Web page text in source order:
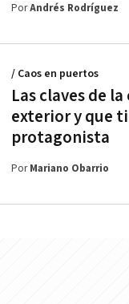
PorAndrés Rodríguez
Las claves de
exterior y que
protagonista
/ Caos en puertos
PorMariano Obarrio